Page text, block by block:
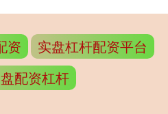
资
实盘杠杆配资平台
配资杠杆